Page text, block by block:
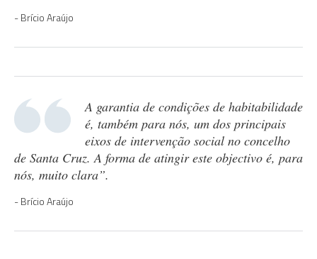
Brício Araújo
A garantia de condições de habitabilidade
é, também para nós, um dos principais
eixos de intervenção social no concelho
de Santa Cruz. A forma de atingir este objectivo é, para
nós, muito clara”.
Brício Araújo